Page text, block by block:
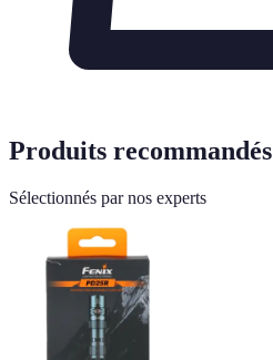
Produits recommandés
Sélectionnés par nos experts